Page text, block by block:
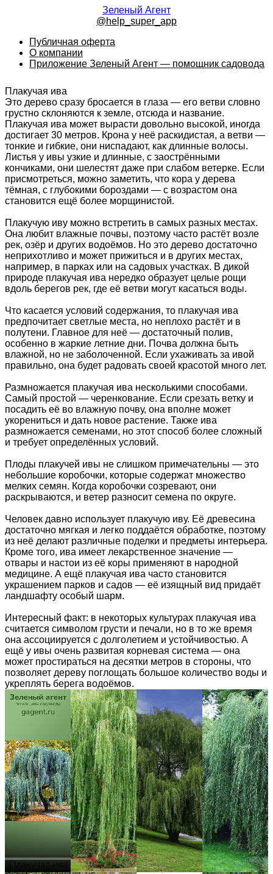
Зеленый Агент
@help_super_app
Публичная оферта
О компании
Приложение Зеленый Агент — помощник садовода
Плакучая ива
Это дерево сразу бросается в глаза — его ветви словно
грустно склоняются к земле, отсюда и название.
Плакучая ива может вырасти довольно высокой, иногда
достигает 30 метров. Крона у неё раскидистая, а ветви —
тонкие и гибкие, они ниспадают, как длинные волосы.
Листья у ивы узкие и длинные, с заострёнными
кончиками, они шелестят даже при слабом ветерке. Если
присмотреться, можно заметить, что кора у дерева
тёмная, с глубокими бороздами — с возрастом она
становится ещё более морщинистой.
Плакучую иву можно встретить в самых разных местах.
Она любит влажные почвы, поэтому часто растёт возле
рек, озёр и других водоёмов. Но это дерево достаточно
неприхотливо и может прижиться и в других местах,
например, в парках или на садовых участках. В дикой
природе плакучая ива нередко образует целые рощи
вдоль берегов рек, где её ветви могут касаться воды.
Что касается условий содержания, то плакучая ива
предпочитает светлые места, но неплохо растёт и в
полутени. Главное для неё — достаточный полив,
особенно в жаркие летние дни. Почва должна быть
влажной, но не заболоченной. Если ухаживать за ивой
правильно, она будет радовать своей красотой много лет.
Размножается плакучая ива несколькими способами.
Самый простой — черенкование. Если срезать ветку и
посадить её во влажную почву, она вполне может
укорениться и дать новое растение. Также ива
размножается семенами, но этот способ более сложный
и требует определённых условий.
Плоды плакучей ивы не слишком примечательны — это
небольшие коробочки, которые содержат множество
мелких семян. Когда коробочки созревают, они
раскрываются, и ветер разносит семена по округе.
Человек давно использует плакучую иву. Её древесина
достаточно мягкая и легко поддаётся обработке, поэтому
из неё делают различные поделки и предметы интерьера.
Кроме того, ива имеет лекарственное значение —
отвары и настои из её коры применяют в народной
медицине. А ещё плакучая ива часто становится
украшением парков и садов — её изящный вид придаёт
ландшафту особый шарм.
Интересный факт: в некоторых культурах плакучая ива
считается символом грусти и печали, но в то же время
она ассоциируется с долголетием и устойчивостью. А
ещё у ивы очень развитая корневая система — она
может простираться на десятки метров в стороны, что
позволяет дереву поглощать большое количество воды и
укреплять берега водоёмов.